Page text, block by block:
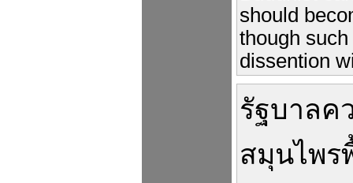
should
though
dissention
รัฐบาลค
สมุนไพร